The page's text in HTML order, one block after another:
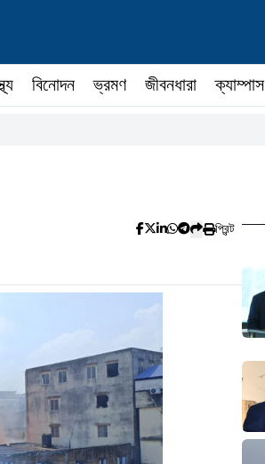
বিনোদন ভ্রমণ জীবনধারা ক্যাম্পাস
প্রিন্ট